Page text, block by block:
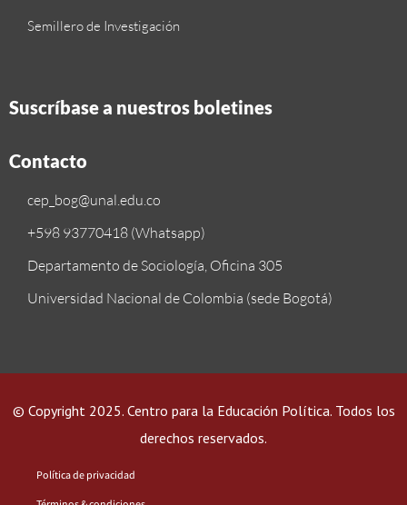
Semillero de Investigación
Suscríbase a nuestros boletines
Contacto
cep_bog@unal.edu.co
+598 93770418 (Whatsapp)
Departamento de Sociología, Oficina 305
Universidad Nacional de Colombia (sede Bogotá)
© Copyright 2025. Centro para la Educación Política.Todos los
derechos reservados.
Política de privacidad